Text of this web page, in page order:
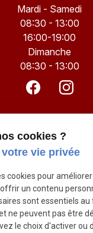
Mardi - Samedi
08:30 - 13:00
16:00-19:00
Dimanche
08:30 - 13:00
Notre histoire
Traiteur
Galerie photos
Actualités
cookies ?
vie privée
cookies pour
un contenu
sont essentiels
ne peuvent pas être
le choix d'activer ou